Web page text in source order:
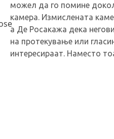
КОРИСНО
можел да го помине
камера. Измислената
а Де Росакажа дека
на протекување или
интересираат. Наместо